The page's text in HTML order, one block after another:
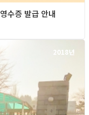
수증 발급 안내
2018년